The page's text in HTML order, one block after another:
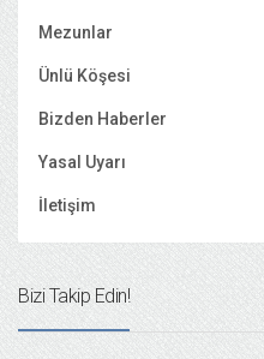
Mezunlar
Ünlü Köşesi
Bizden Haberler
Yasal Uyarı
İletişim
Bizi Takip Edin!